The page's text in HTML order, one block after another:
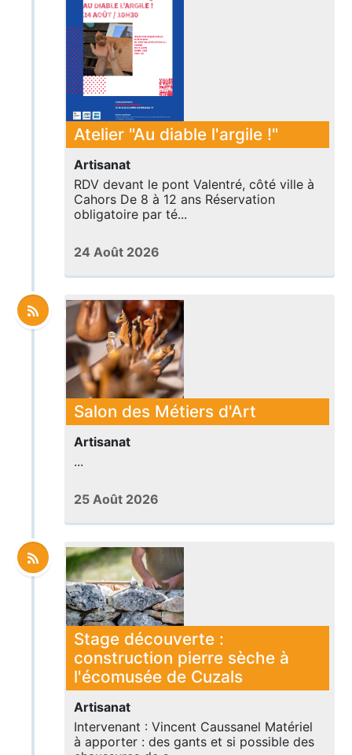
Atelier "Au diable l'argile !"
Artisanat
RDV devant le pont Valentré, côté ville à
Cahors De 8 à 12 ans Réservation
obligatoire par té...
24 Août 2026
Salon des Métiers d'Art
Artisanat
...
25 Août 2026
Stage découverte :
construction pierre sèche à
l'écomusée de Cuzals
Artisanat
Intervenant : Vincent Caussanel Matériel
à apporter : des gants et si possible des